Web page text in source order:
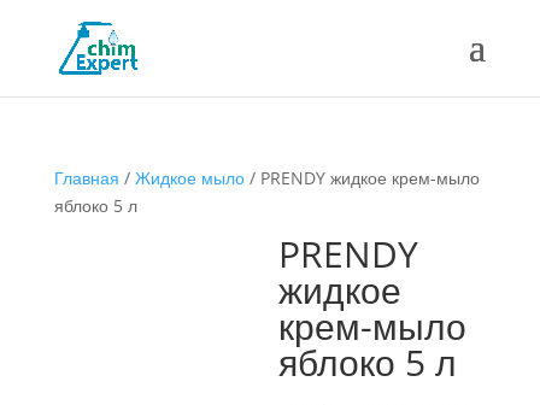
Главная / Жидкое мыло/ PRENDY жидкое крем-мыло
яблоко 5 л
PRENDY
жидкое
крем-мыло
яблоко 5 л